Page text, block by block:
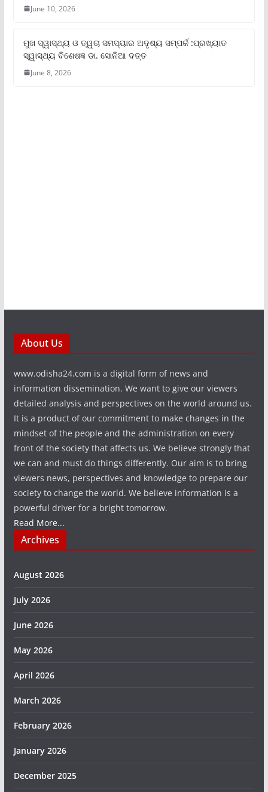
June 10, 2026
ମୁଖ ସ୍ୱାସ୍ଥ୍ୟ ଓ ତ୍ୱଚା ସମସ୍ୟାର ଅଦୃଶ୍ୟ ସମ୍ପର୍କ :ପ୍ରଖ୍ୟାତ
ସ୍ୱାସ୍ଥ୍ୟ ବିଶେଷଜ୍ଞ ଡା. ସୋନିଆ ଦତ୍ତ
June 8, 2026
About Us
www.odisha24.com is a digital form of news and
information dissemination. We want to give our viewers
detailed analysis and perspectives on the world around us.
It is a product of our commitment to make changes in the
mindset of the people and the administration on every
front of the society that affects us. We believe strongly that
we can and must do things differently. Our aim is to bring
viewers news, perspectives and knowledge to prepare our
society to change the world. We believe information is a
powerful driver for a bright tomorrow.
Read More...
Archives
August 2026
July 2026
June 2026
May 2026
April 2026
March 2026
February 2026
January 2026
December 2025